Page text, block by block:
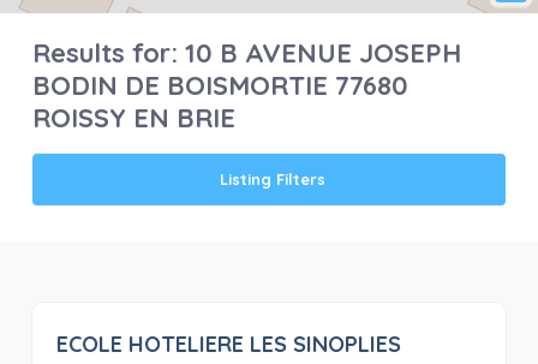
Results for:10 B AVENUE JOSEPH
BODIN DE BOISMORTIE 77680
ROISSY EN BRIE
Listing Filters
ECOLE HOTELIERE LES SINOPLIES